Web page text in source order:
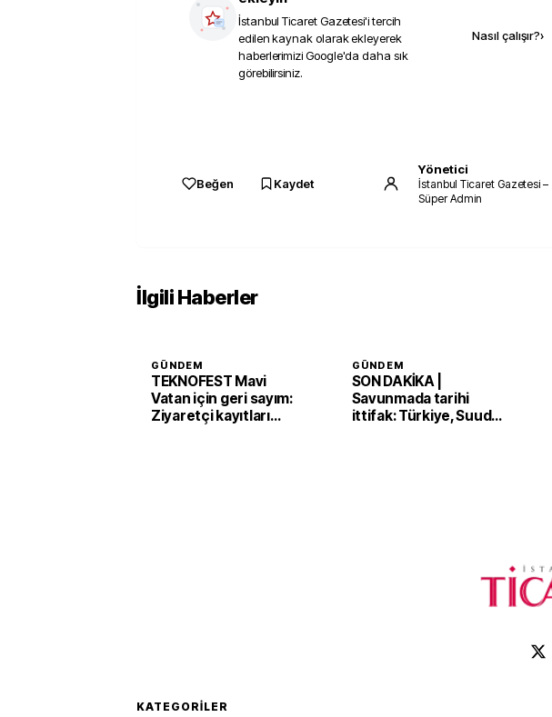
İstanbul Ticaret Gazetesi'i tercih
edilen kaynak olarak ekleyerek
haberlerimizi Google'da daha sık
görebilirsiniz.
Nasıl çalışır?›
Beğen Kaydet
Yönetici
İstanbul Ticaret Gazetesi –
Süper Admin
İlgili Haberler
GÜNDEM
TEKNOFEST Mavi
Vatan için geri sayım:
Ziyaretçi kayıtları
GÜNDEM
SON DAKİKA |
Savunmada tarihi
ittifak: Türkiye, Suudi
KATEGORILER